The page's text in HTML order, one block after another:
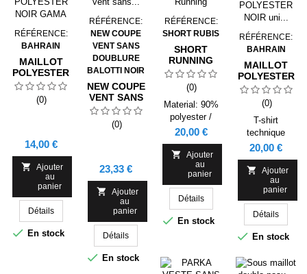
RÉFÉRENCE:
BAHRAIN
MAILLOT
POLYESTER
NOIR GAMA
(0)
Prix
14,00 €

Ajouter
au
panier
Détails
 En stock
RÉFÉRENCE:
NEW COUPE
VENT SANS
DOUBLURE
BALOTTI NOIR
NEW COUPE
VENT SANS
DOUBLURE
BALOTTI
NOIR GAMA
(0)
Prix
23,33 €

Ajouter
au
panier
Détails
 En stock
RÉFÉRENCE:
SHORT RUBIS
SHORT
RUNNING
(0)
Material: 90%
polyester /
10%
130 g/m².
Prix
20,00 €

Ajouter
au
panier
Détails
 En stock
RÉFÉRENCE:
BAHRAIN
MAILLOT
POLYESTER
NOIR UNI
MANCHES
LONGUES
GAMA
(0)
T-shirt
technique
manches
1.- Surpiquées
ton sur ton
(sans coupures
latérales). 2.-
Col avec
bande de
propreté. 3.-
Tissu respirant
lavage et
Prix
20,00 €

Ajouter
au
panier
Détails
 En stock